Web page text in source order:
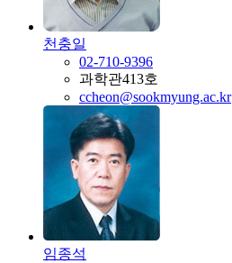
천충일
02-710-9396
과학관413호
ccheon@sookmyung.ac.kr
임종석